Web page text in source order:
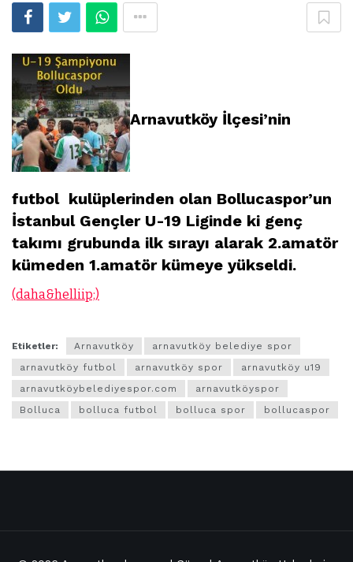
Arnavutköy İlçesi’nin
futbol kulüplerinden olan Bollucaspor’un
İstanbul Gençler U-19 Liginde ki genç
takımı grubunda ilk sırayı alarak 2.amatör
kümeden 1.amatör kümeye yükseldi.
(daha&helliip;)
Etiketler: Arnavutköy
arnavutköy belediye spor
arnavutköy futbol
arnavutköy spor
arnavutköy u19
arnavutköybelediyespor.com
arnavutköyspor
Bolluca
bolluca futbol bolluca spor bollucaspor